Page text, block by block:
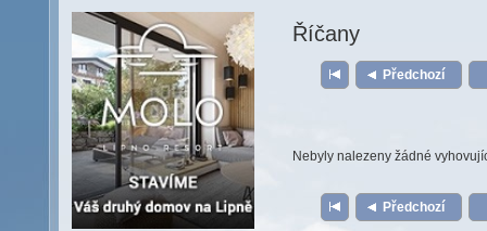
Říčany
Předchozí
Nebyly nalezeny žádné
Předchozí